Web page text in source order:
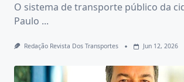
O sistema de transporte público da
Paulo ...
Redação Revista Dos Transportes Jun 12, 2026